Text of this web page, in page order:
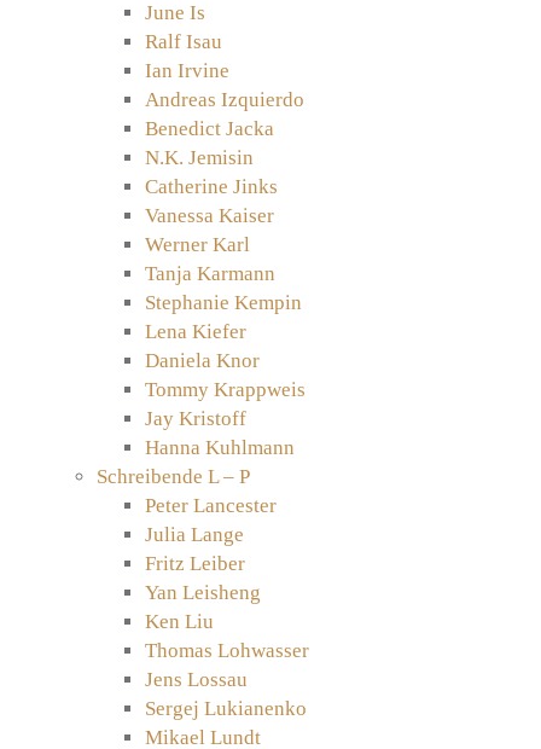
June Is
Ralf Isau
Ian Irvine
Andreas Izquierdo
Benedict Jacka
N.K. Jemisin
Catherine Jinks
Vanessa Kaiser
Werner Karl
Tanja Karmann
Stephanie Kempin
Lena Kiefer
Daniela Knor
Tommy Krappweis
Jay Kristoff
Hanna Kuhlmann
Schreibende L – P
Peter Lancester
Julia Lange
Fritz Leiber
Yan Leisheng
Ken Liu
Thomas Lohwasser
Jens Lossau
Sergej Lukianenko
Mikael Lundt